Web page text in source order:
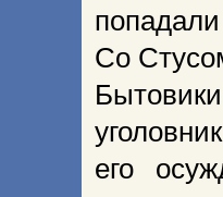
Со
его